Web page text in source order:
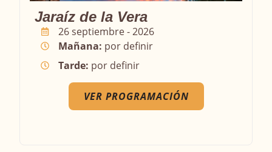
Jaraíz de la Vera
26 septiembre - 2026
Mañana: por definir
Tarde: por definir
VER PROGRAMACIÓN